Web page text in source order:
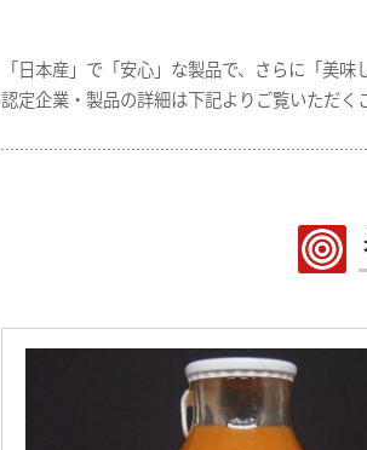
「日本産」で「安心」な製品で、さらに「美
認定企業・製品の詳細は下記よりご覧いただく